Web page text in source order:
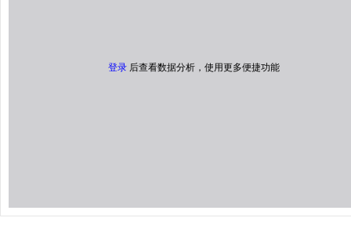
登录 后查看数据分析，使用更多便捷功能